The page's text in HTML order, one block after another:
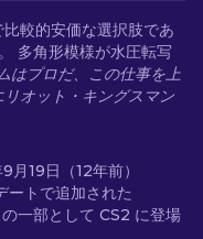
較的安価な選択肢であ
多角形模様が水圧転写
はプロだ、この仕事を上
オット・キングスマン
19日（12年前）
トで追加された
一部として CS2 に登場